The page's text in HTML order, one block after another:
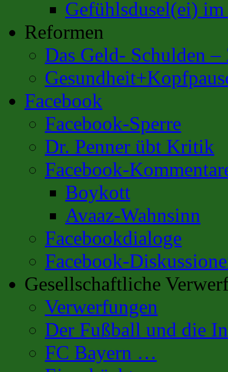
Gefühlsdusel(ei)
Reformen
Das Geld- Schulden –
Facebook
Facebook-Sperre
Dr. Penner übt Kritik
Facebook-
Boykott
Avaaz-Wahnsinn
Facebookdialoge
Facebook-
Gesellschaftliche
Verwerfungen
Der Fußball und die
FC Bayern …